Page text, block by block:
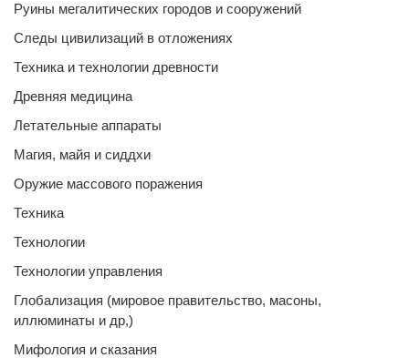
Руины мегалитических городов и сооружений
Следы цивилизаций в отложениях
Техника и технологии древности
Древняя медицина
Летательные аппараты
Магия, майя и сиддхи
Оружие массового поражения
Техника
Технологии
Технологии управления
Глобализация (мировое правительство, масоны,
иллюминаты и др,)
Мифология и сказания